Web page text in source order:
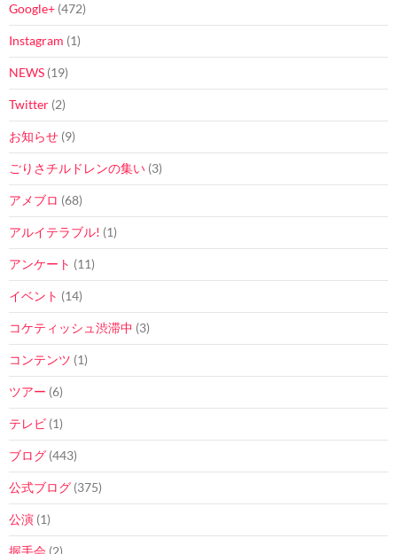
Google+ (472)
Instagram (1)
NEWS (19)
Twitter (2)
お知らせ (9)
ごりさチルドレンの集い (3)
アメブロ (68)
アルイテラブル! (1)
アンケート (11)
イベント (14)
コケティッシュ渋滞中 (3)
コンテンツ (1)
ツアー (6)
テレビ (1)
ブログ (443)
公式ブログ (375)
公演 (1)